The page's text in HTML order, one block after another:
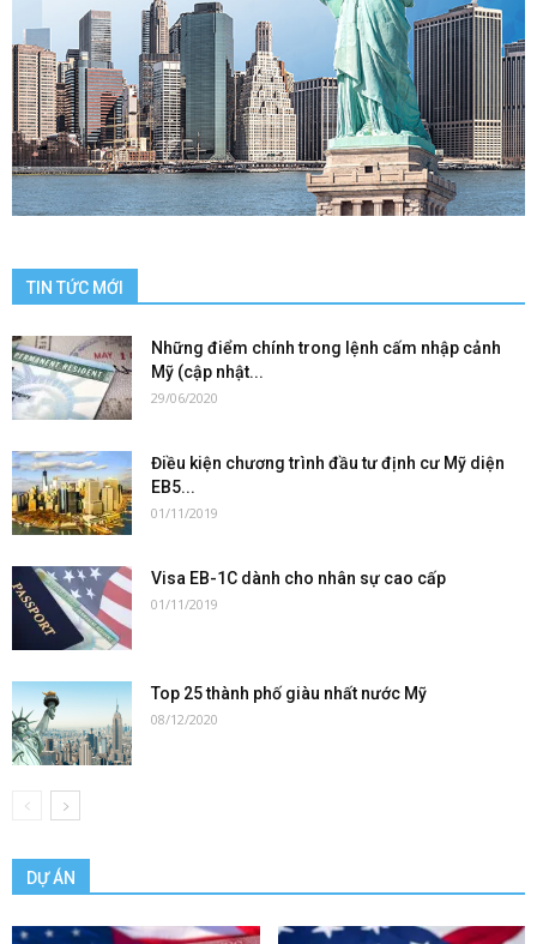
TIN TỨC MỚI
Những điểm chính trong lệnh cấm nhập cảnh
Mỹ (cập nhật...
29/06/2020
Điều kiện chương trình đầu tư định cư Mỹ diện
EB5...
01/11/2019
Visa EB-1C dành cho nhân sự cao cấp
01/11/2019
Top 25 thành phố giàu nhất nước Mỹ
08/12/2020
DỰ ÁN